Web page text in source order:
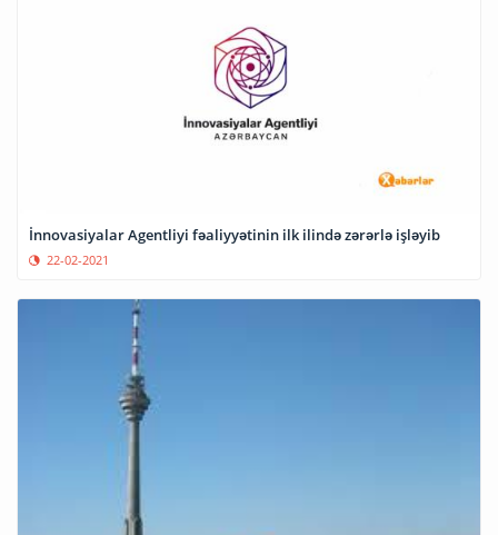
İnnovasiyalar Agentliyi fəaliyyətinin ilk ilində zərərlə işləyib
22-02-2021